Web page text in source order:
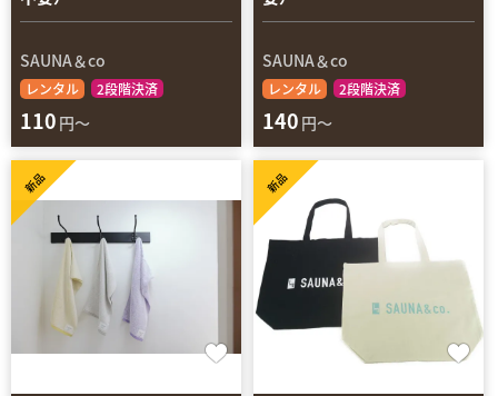
SAUNA＆co
レンタル 2段階決済
110 円～
SAUNA＆co
レンタル 2段階決済
140 円～
新品 新品